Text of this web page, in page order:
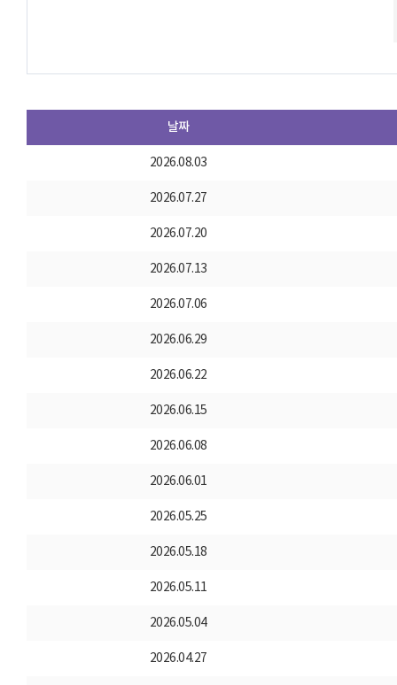
날짜
2026.08.03
2026.07.27
2026.07.20
2026.07.13
2026.07.06
2026.06.29
2026.06.22
2026.06.15
2026.06.08
2026.06.01
2026.05.25
2026.05.18
2026.05.11
2026.05.04
2026.04.27